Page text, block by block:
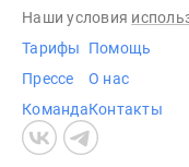
Наши условия
Тарифы
Прессе
Команда
Помощь
О нас
Контакты